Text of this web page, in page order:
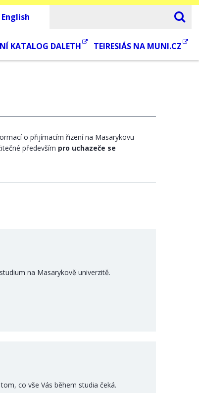
English
KATALOG DALETH TEIRESIÁS NA MUNI.CZ
o přijímacím řizení na Masarykovu
především pro uchazeče se
na Masarykově univerzitě.
co vše Vás během studia čeká.